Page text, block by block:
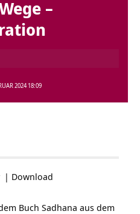
–
2024 18:09
| Download
Buch Sadhana aus dem